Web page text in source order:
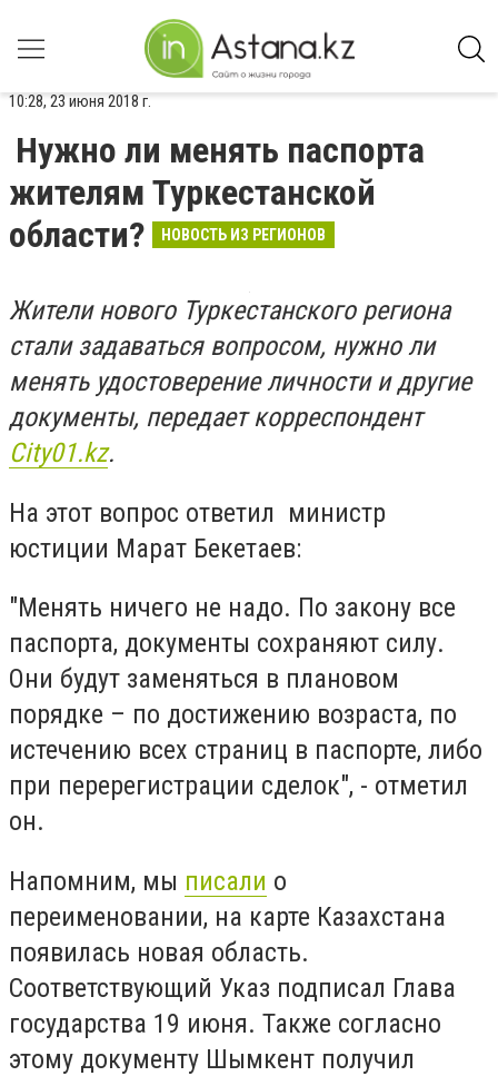
10:28, 23 июня 2018 г.
Нужно ли менять паспорта
жителям Туркестанской
области?
НОВОСТЬ ИЗ РЕГИОНОВ
Жители нового Туркестанского региона
стали задаваться вопросом, нужно ли
менять удостоверение личности и другие
документы, передает корреспондент
Сity01.kz.
На этот вопрос ответил министр
юстиции Марат Бекетаев:
"Менять ничего не надо. По закону все
паспорта, документы сохраняют силу.
Они будут заменяться в плановом
порядке – по достижению возраста, по
истечению всех страниц в паспорте, либо
при перерегистрации сделок", - отметил
он.
Напомним, мы писали о
переименовании, на карте Казахстана
появилась новая область.
Соответствующий Указ подписал Глава
государства 19 июня. Также согласно
этому документу Шымкент получил